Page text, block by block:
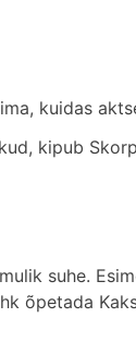
kuidas
kipub
suhe.
õpetada